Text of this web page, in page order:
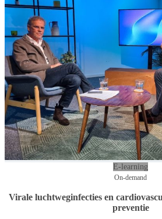
E-learning
On-demand
Virale luchtweginfecties en
preventie